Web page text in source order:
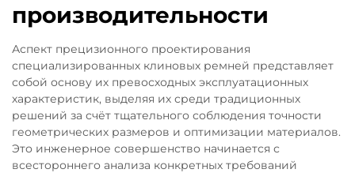
производительности
Аспект прецизионного проектирования
специализированных клиновых ремней представляет
собой основу их превосходных эксплуатационных
характеристик, выделяя их среди традиционных
решений за счёт тщательного соблюдения точности
геометрических размеров и оптимизации материалов.
Это инженерное совершенство начинается с
всестороннего анализа конкретных требований